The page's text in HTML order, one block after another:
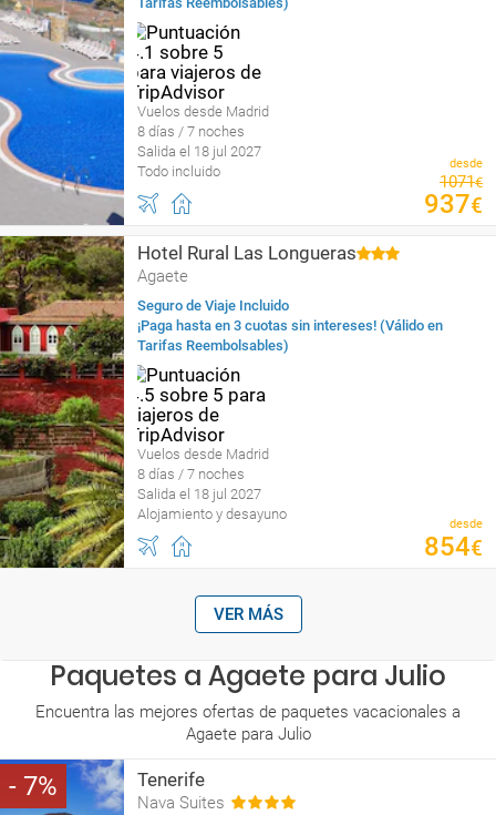
Vuelos desde Madrid
8 días / 7 noches
Salida el 18 jul 2027
Todo incluido
desde
1071€
937€
Hotel Rural Las Longueras
Agaete
Seguro de Viaje Incluido
¡Paga hasta en 3 cuotas sin intereses! (Válido en
Tarifas Reembolsables)
Vuelos desde Madrid
8 días / 7 noches
Salida el 18 jul 2027
Alojamiento y desayuno
desde
854€
VER MÁS
Paquetes a Agaete para Julio
Encuentra las mejores ofertas de paquetes vacacionales a
Agaete para Julio
7 Tenerife
Nava Suites